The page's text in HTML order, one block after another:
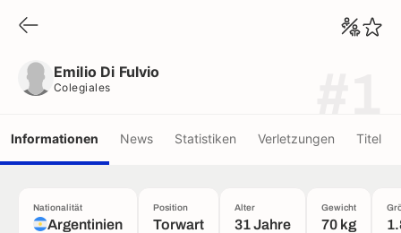
Emilio Di Fulvio
Colegiales
Informationen News Statistiken Verletzungen Titel
Nationalität
Argentinien
Position
Torwart
Alter
31 Jahre
Gewicht
70 kg